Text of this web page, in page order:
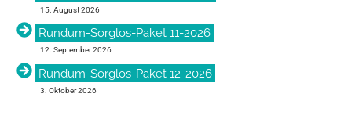
15. August 2026
Rundum-Sorglos-Paket 11-2026
12. September 2026
Rundum-Sorglos-Paket 12-2026
3. Oktober 2026